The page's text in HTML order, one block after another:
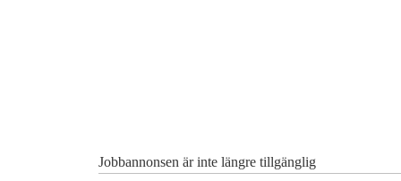
Jobbannonsen är inte längre tillgänglig